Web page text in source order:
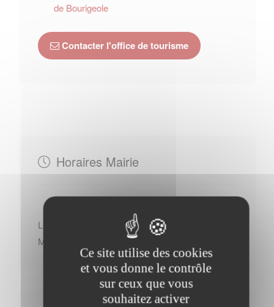
de Bourigeole
Contacter l'office de tourisme
Horaires Mairie
Lundi : - 20h30 à 23h00
Mercredi : - 09h00 à 12h00
Ce site utilise des cookies
et vous donne le contrôle
sur ceux que vous
souhaitez activer